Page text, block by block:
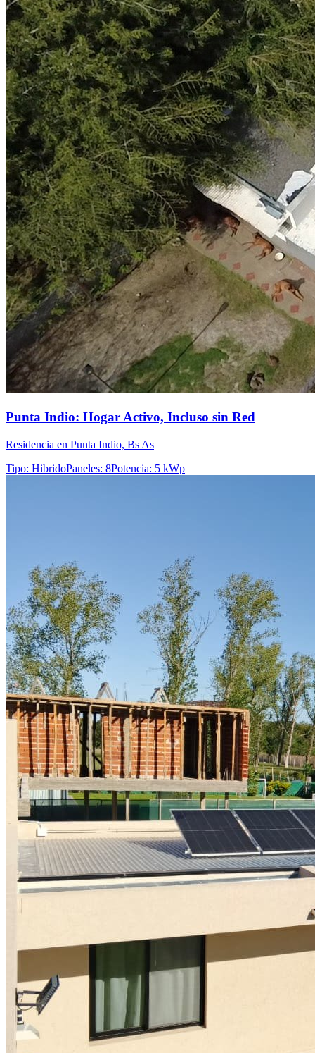
Punta Indio: Hogar Activo, Incluso sin Red
Residencia en Punta Indio, Bs As
Tipo: HibridoPaneles: 8Potencia: 5 kWp